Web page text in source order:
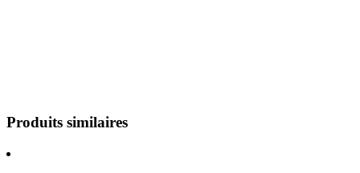
Produits similaires